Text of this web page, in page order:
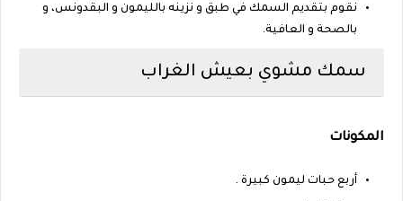
نقوم بتقديم السمك في طبق و نزينه بالليمون و البقدونس، و
بالصحة و العافية.
سمك مشوي بعيش الغراب
المكونات
أربع حبات ليمون كبيرة .